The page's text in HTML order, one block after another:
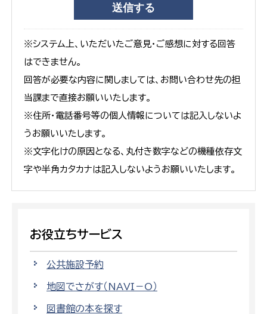
※システム上、いただいたご意見・ご感想に対する回答
はできません。
回答が必要な内容に関しましては、お問い合わせ先の担
当課まで直接お願いいたします。
※住所・電話番号等の個人情報については記入しないよ
うお願いいたします。
※文字化けの原因となる、丸付き数字などの機種依存文
字や半角カタカナは記入しないようお願いいたします。
お役立ちサービス
公共施設予約
地図でさがす（NAVI－O）
図書館の本を探す